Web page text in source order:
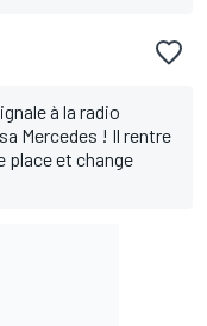
à la radio
Mercedes ! Il rentre
place et change